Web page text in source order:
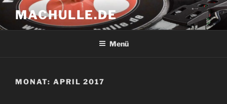
Zum
Inhalt
springen
MACHULLE.DE
Menü
MONAT: APRIL 2017